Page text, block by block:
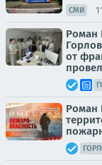
СМИ
Роман
от
Роман